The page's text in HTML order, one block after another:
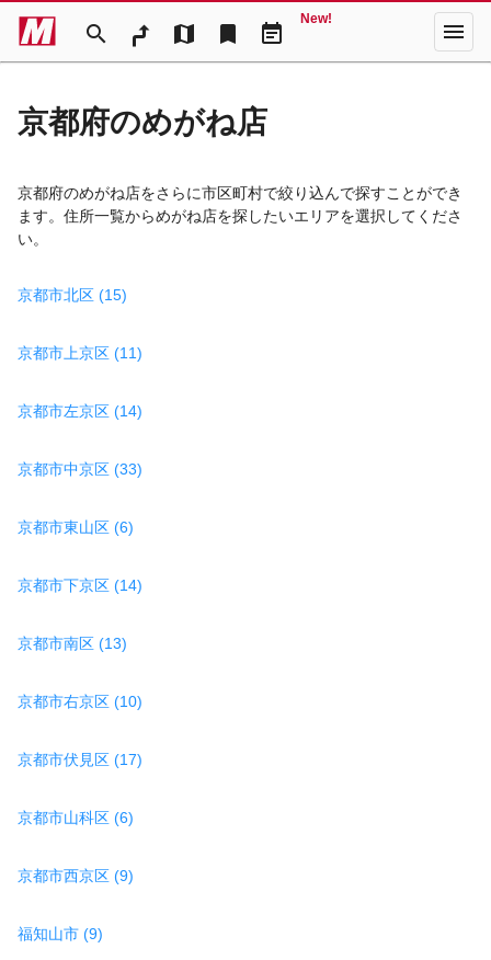
search map bookmark event_note
New! menu
京都府のめがね店
京都府のめがね店をさらに市区町村で絞り込んで探すことができ
ます。住所一覧からめがね店を探したいエリアを選択してくださ
い。
京都市北区 (15)
京都市上京区 (11)
京都市左京区 (14)
京都市中京区 (33)
京都市東山区 (6)
京都市下京区 (14)
京都市南区 (13)
京都市右京区 (10)
京都市伏見区 (17)
京都市山科区 (6)
京都市西京区 (9)
福知山市 (9)